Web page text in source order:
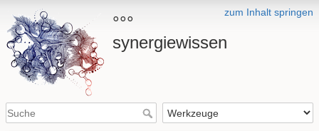
zum Inhalt springen
°°°
synergiewissen